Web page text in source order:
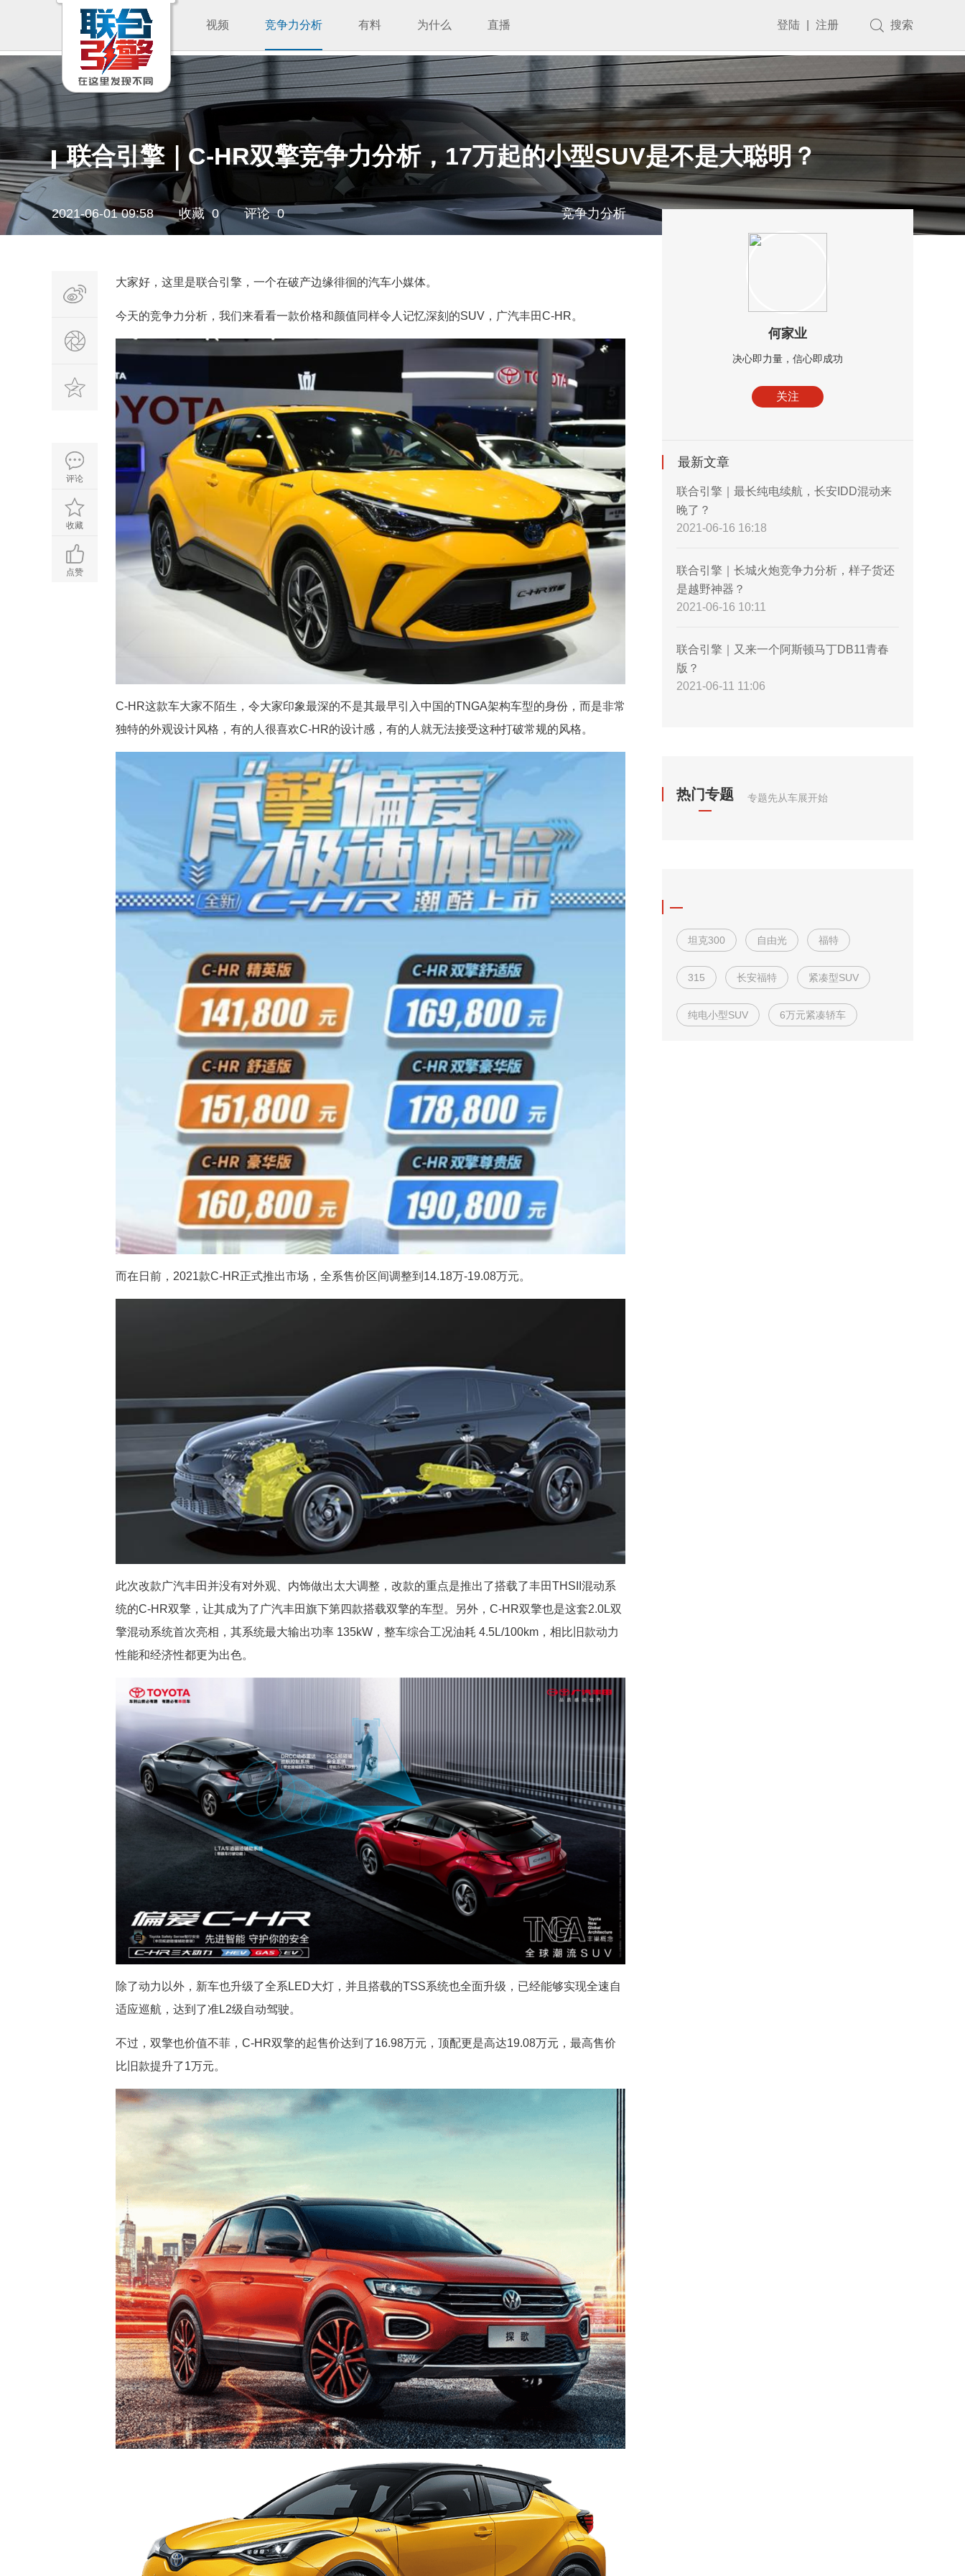
视频 竞争力分析 有料 为什么 直播 登陆 注册 搜索
联合引擎｜C-HR双擎竞争力分析，17万起的小型SUV是不是大聪明？
2021-06-01 09:58 收藏 0 评论 0 竞争力分析
评论
收藏
点赞
大家好，这里是联合引擎，一个在破产边缘徘徊的汽车小媒体。
今天的竞争力分析，我们来看看一款价格和颜值同样令人记忆深刻的SUV，广汽丰田C-HR。
C-HR这款车大家不陌生，令大家印象最深的不是其最早引入中国的TNGA架构车型的身份，而是非常
独特的外观设计风格，有的人很喜欢C-HR的设计感，有的人就无法接受这种打破常规的风格。
而在日前，2021款C-HR正式推出市场，全系售价区间调整到14.18万-19.08万元。
此次改款广汽丰田并没有对外观、内饰做出太大调整，改款的重点是推出了搭载了丰田THSII混动系
统的C-HR双擎，让其成为了广汽丰田旗下第四款搭载双擎的车型。另外，C-HR双擎也是这套2.0L双
擎混动系统首次亮相，其系统最大输出功率 135kW，整车综合工况油耗 4.5L/100km，相比旧款动力
性能和经济性都更为出色。
除了动力以外，新车也升级了全系LED大灯，并且搭载的TSS系统也全面升级，已经能够实现全速自
适应巡航，达到了准L2级自动驾驶。
不过，双擎也价值不菲，C-HR双擎的起售价达到了16.98万元，顶配更是高达19.08万元，最高售价
比旧款提升了1万元。
何家业
决心即力量，信心即成功
关注
最新文章
联合引擎｜最长纯电续航，长安IDD混动来
晚了？
2021-06-16 16:18
联合引擎｜长城火炮竞争力分析，样子货还
是越野神器？
2021-06-16 10:11
联合引擎｜又来一个阿斯顿马丁DB11青春
版？
2021-06-11 11:06
热门专题 专题先从车展开始
坦克300 自由光 福特
315 长安福特 紧凑型SUV
纯电小型SUV 6万元紧凑轿车